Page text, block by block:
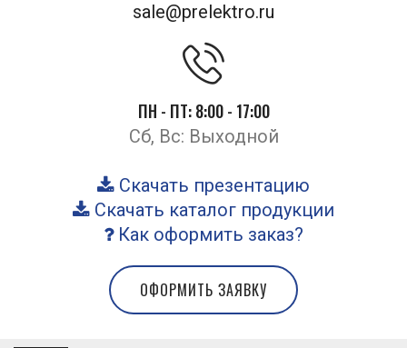
sale@prelektro.ru
ПН - ПТ: 8:00 - 17:00
Сб, Вс: Выходной
Скачать презентацию
Скачать каталог продукции
Как оформить заказ?
ОФОРМИТЬ ЗАЯВКУ